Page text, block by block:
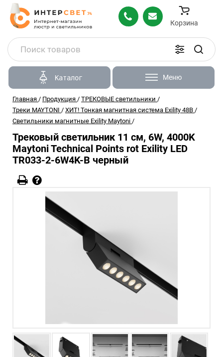
Корзина
Каталог Меню
Главная / Продукция / ТРЕКОВЫЕ светильники /
Треки MAYTONI / ХИТ! Тонкая магнитная система Exility 48В /
Светильники магнитные Exility Maytoni /
Трековый светильник 11 см, 6W, 4000K
Maytoni Technical Points rot Exility LED
TR033-2-6W4K-B черный